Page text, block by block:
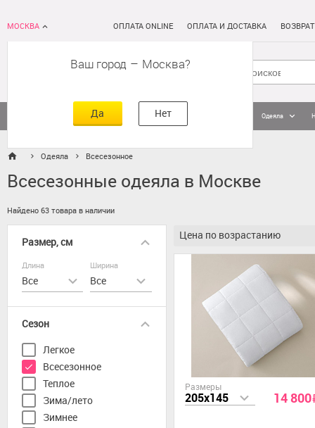
МОСКВА
Ваш город – Москва
Да Нет
ОПЛАТА ONLINE ОПЛАТА И ДОСТАВКА
Кровати Постельное белье Одеяла
Одеяла Всесезонное
Всесезонные одеяла в Москве
Найдено 63 товара в наличии
Размер, см
Длина
Все
Ширина
Все
Сезон
Легкое
Всесезонное
Теплое
Зима/лето
Зимнее
Цена по возрастанию
Размеры
205x145 14 800